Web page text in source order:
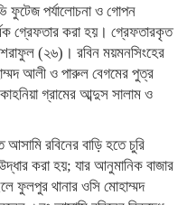
ফুটেজ পর্যালোচনা ও গোপন
গ্রেফতার করা হয়। গ্রেফতারকৃত
(২৬)। রবিন ময়মনসিংহের
আলী ও পারুল বেগমের পুত্র
গ্রামের আব্দুস সালাম ও
রবিনের বাড়ি হতে চুরি
করা হয়; যার আনুমানিক বাজার
ফুলপুর থানার ওসি মোহাম্মদ